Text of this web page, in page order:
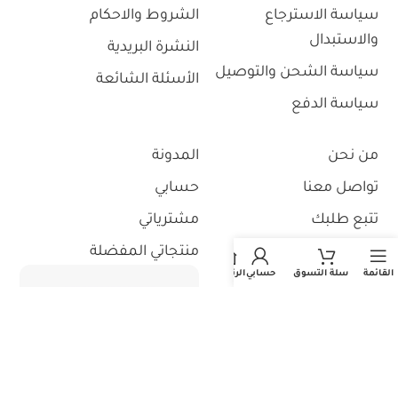
سياسة الاسترجاع
والاستبدال
سياسة الشحن والتوصيل
سياسة الدفع
الشروط والاحكام
النشرة البريدية
الأسئلة الشائعة
من نحن
تواصل معنا
تتبع طلبك
المدونة
حسابي
مشترياتي
منتجاتي المفضلة
القائمة سلة التسوق حسابيالرئيسية